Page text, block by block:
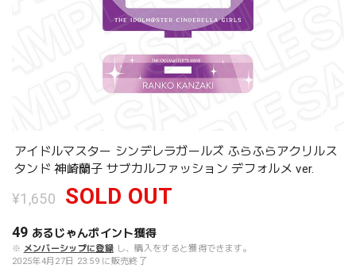
アイドルマスター シンデレラガールズ ふらふらアクリルス
タンド 神崎蘭子 サブカルファッション デフォルメ ver.
¥1,650 SOLD OUT
49 あるじゃんポイント獲得
※ メンバーシップに登録 し、購入をすると獲得できます。
2025年4月27日 23:59 に販売終了